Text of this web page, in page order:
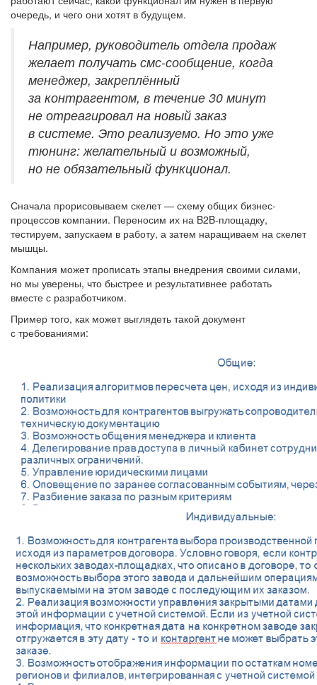
очередь, и чего они хотят в будущем.
Например, руководитель отдела продаж
желает получать смс-сообщение, когда
менеджер, закреплённый
за контрагентом, в течение 30 минут
не отреагировал на новый заказ
в системе. Это реализуемо. Но это уже
тюнинг: желательный и возможный,
но не обязательный функционал.
Сначала прорисовываем скелет — схему общих бизнес-
процессов компании. Переносим их на B2B-площадку,
тестируем, запускаем в работу, а затем наращиваем на скелет
мышцы.
Компания может прописать этапы внедрения своими силами,
но мы уверены, что быстрее и результативнее работать
вместе с разработчиком.
Пример того, как может выглядеть такой документ
с требованиями: